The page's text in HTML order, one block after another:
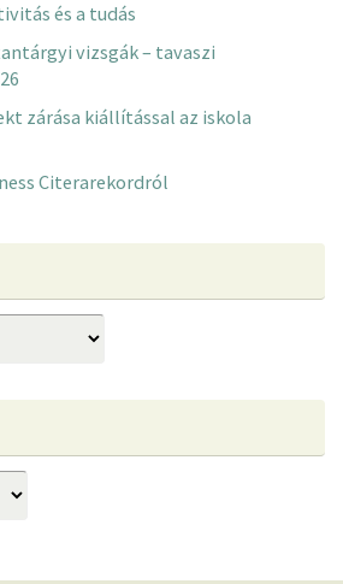
és a tudás
vizsgák – tavaszi
zárása kiállítással az iskola
Citerarekordról